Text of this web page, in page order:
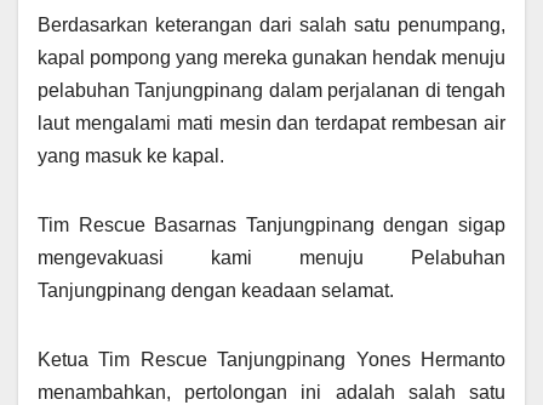
Berdasarkan keterangan dari salah satu penumpang,
kapal pompong yang mereka gunakan hendak menuju
pelabuhan Tanjungpinang dalam perjalanan di tengah
laut mengalami mati mesin dan terdapat rembesan air
yang masuk ke kapal.
Tim Rescue Basarnas Tanjungpinang dengan sigap
mengevakuasi kami menuju Pelabuhan
Tanjungpinang dengan keadaan selamat.
Ketua Tim Rescue Tanjungpinang Yones Hermanto
menambahkan, pertolongan ini adalah salah satu